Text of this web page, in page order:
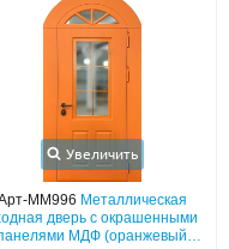
Увеличить
ММ996 Металлическая
дверь с окрашенными
МДФ (оранжевый